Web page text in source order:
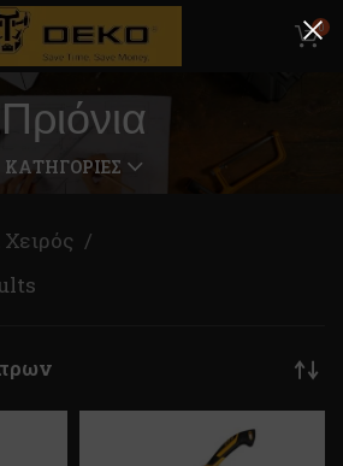
0
Πριόνια
ΚΑΤΗΓΟΡΊΕΣ